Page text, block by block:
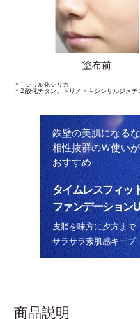
塗布前
＊1 シリル化シリカ
＊2 酸化チタン、トリメトキシシリルジメ
鉄壁の美肌になる
相性抜群のＷ使いが
おすすめ
タイムレスフィッ
ファンデーション
皮脂を味方に夕方まで
サラサラ素肌感キープ
商品説明